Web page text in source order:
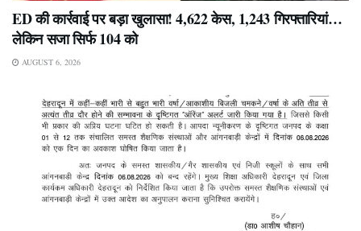
ED की कार्रवाई पर बड़ा खुलासा! 4,622 केस, 1,243 गिरफ्तारियां…
लेकिन सजा सिर्फ 104 को
AUGUST 6, 2026